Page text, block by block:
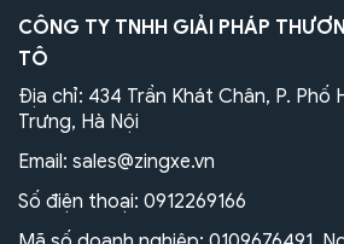
CÔNG TY TNHH GIẢI PHÁP
TÔ
Địa chỉ: 434 Trần Khát Chân, P. Phố
Trưng, Hà Nội
Email: sales@zingxe.vn
Số điện thoại: 0912269166